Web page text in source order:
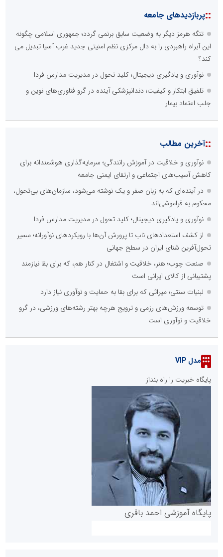
::پربازدیدهای جامعه
تنگه هرمز دیگر به وضعیت سابق برنمی گردد؛ جمهوری اسلامی چگونه
این آبراه راهبردی را به دال مرکزی نظم امنیتی جدید غرب آسیا تبدیل می
کند؟
نوآوری و یادگیری دیجیتال؛ کلید تحول در مدیریت مدارس فردا
تلفیق ابتکار و کیفیت؛ دندانپزشکی آینده در گرو فناوری‌های نوین و
جلب اعتماد بیمار
::آخرین مطالب
نوآوری و خلاقیت در آموزش رانندگی؛ سرمایه‌گذاری هوشمندانه برای
کاهش آسیب‌های اجتماعی و ارتقای ایمنی جامعه
در آینده‌ای که به زبان صفر و یک نوشته می‌شود، سازمان‌های بی‌تحول،
محکوم به فراموشی‌اند
نوآوری و یادگیری دیجیتال؛ کلید تحول در مدیریت مدارس فردا
از کشف استعدادهای ناب تا پرورش آن‌ها با رویکردهای نوآورانه؛ مسیر
تحول‌آفرین شنای ایران در سطح جهانی
صنعت چوب؛ هنر، خلاقیت و اشتغال در کنار هم، که برای بقا نیازمند
پشتیبانی از کالای ایرانی است
لبنیات سنتی؛ میراثی که برای بقا به حمایت و نوآوری نیاز دارد
توسعه ورزش‌های رزمی و ترویج هرچه بهتر رشته‌های ورزشی، در گرو
خلاقیت و نوآوری است
مدل VIP
پایگاه خبریت را راه بنداز
پایگاه آموزشی احمد باقری